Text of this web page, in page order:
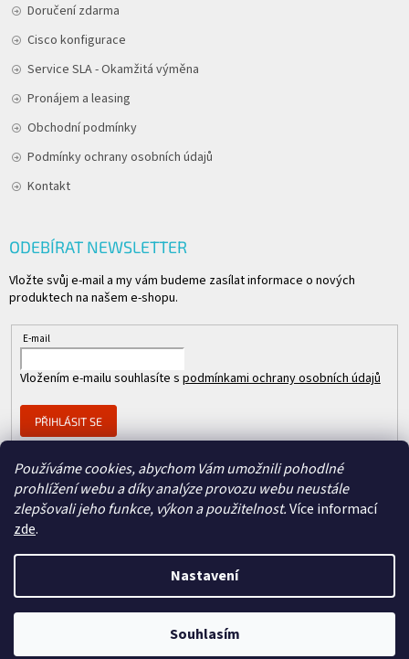
Používáme cookies, abychom Vám umožnili pohodlné
prohlížení webu a díky analýze provozu webu neustále
zlepšovali jeho funkce, výkon a použitelnost.Více informací
zde.
Nastavení
Souhlasím
Doručení zdarma
Cisco konfigurace
Service SLA - Okamžitá výměna
Pronájem a leasing
Obchodní podmínky
Podmínky ochrany osobních údajů
Kontakt
ODEBÍRAT NEWSLETTER
Vložte svůj e-mail a my vám budeme zasílat informace o nových
produktech na našem e-shopu.
E-mail
Vložením e-mailu souhlasíte s podmínkami ochrany osobních údajů
PŘIHLÁSIT SE
Vytvořil Shoptet &
Člen skupiny
REPASOVANÉ CISCO. Všechna práva vyhrazena.